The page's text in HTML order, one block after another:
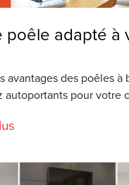
poêle adapté à
avantages des poêles à
autoportants pour votre